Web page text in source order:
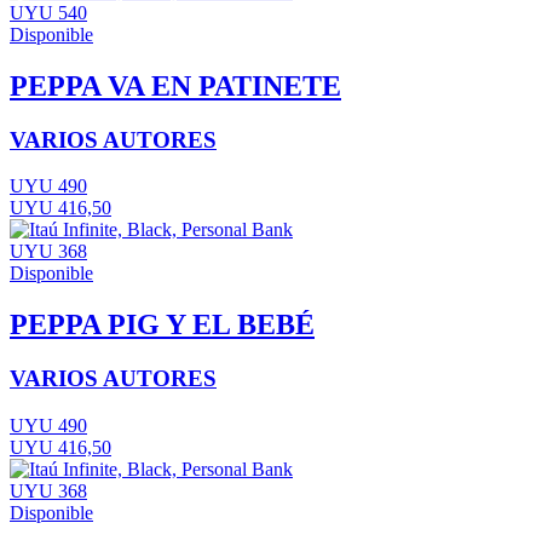
UYU 540
Disponible
PEPPA VA EN PATINETE
VARIOS AUTORES
UYU 490
UYU 416,50
UYU 368
Disponible
PEPPA PIG Y EL BEBÉ
VARIOS AUTORES
UYU 490
UYU 416,50
UYU 368
Disponible